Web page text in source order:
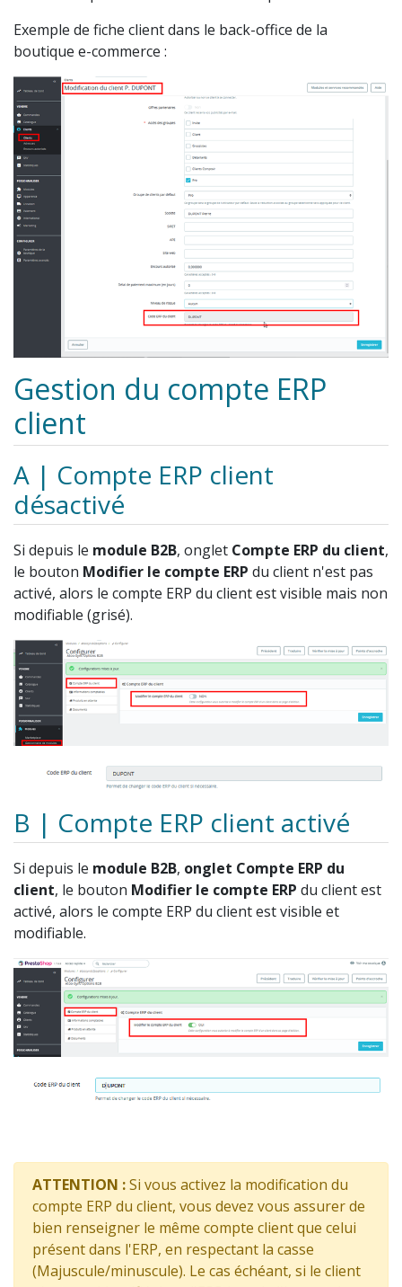
Exemple de fiche client dans le back-office de la
boutique e-commerce :
Gestion du compte ERP
client
A | Compte ERP client
désactivé
Si depuis le module B2B, onglet Compte ERP du client,
le bouton Modifier le compte ERP du client n'est pas
activé, alors le compte ERP du client est visible mais non
modifiable (grisé).
B | Compte ERP client activé
Si depuis le module B2B, onglet Compte ERP du
client, le bouton Modifier le compte ERP du client est
activé, alors le compte ERP du client est visible et
modifiable.
ATTENTION :Si vous activez la modification du
compte ERP du client, vous devez vous assurer de
bien renseigner le même compte client que celui
présent dans l'ERP, en respectant la casse
(Majuscule/minuscule). Le cas échéant, si le client